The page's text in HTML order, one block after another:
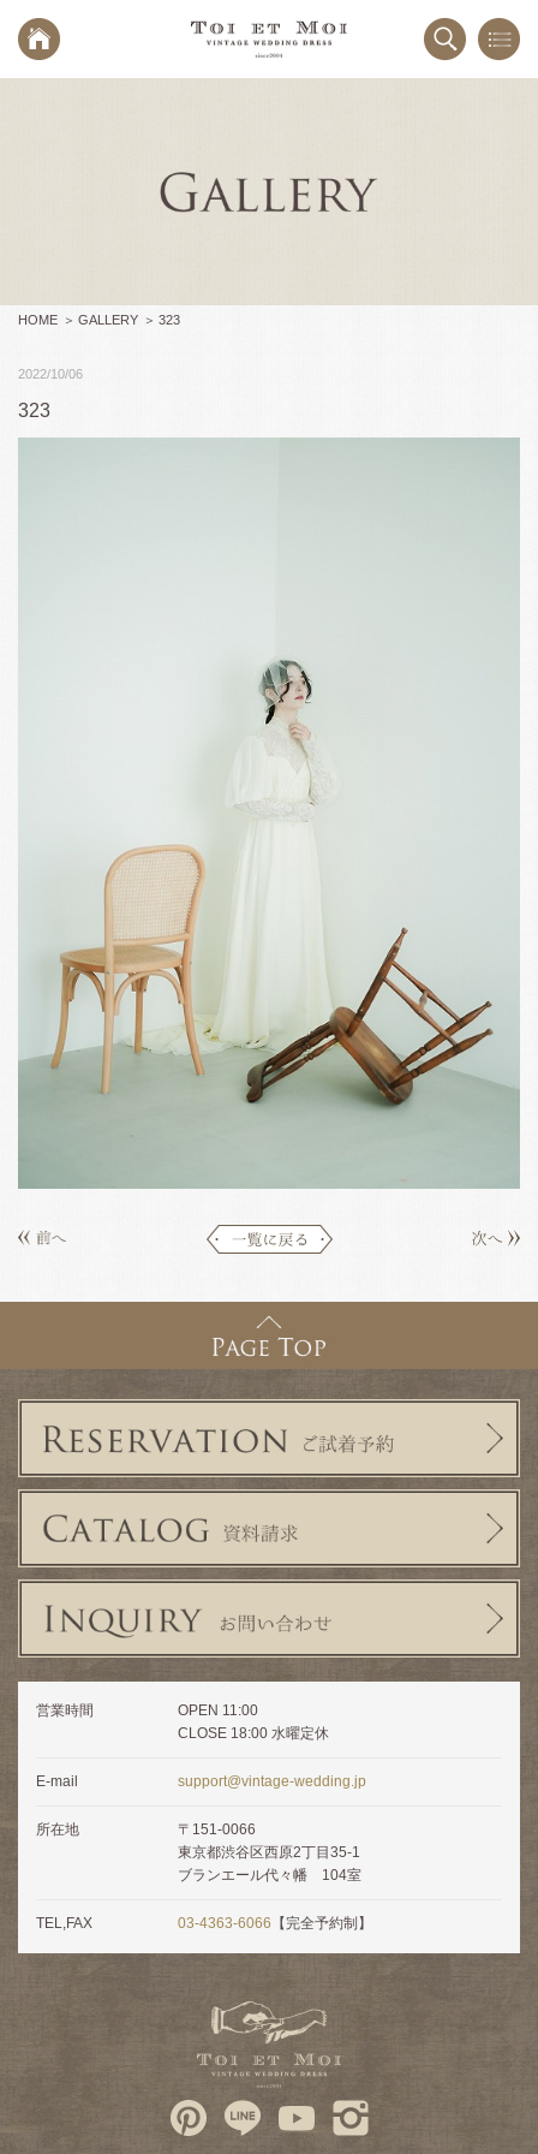
HOME GALLERY 323
2022/10/06
323
営業時間
OPEN 11:00
CLOSE 18:00 水曜定休
E-mail support@vintage-wedding.jp
所在地
〒151-0066
東京都渋谷区西原2丁目35-1
ブランエール代々幡 104室
TEL,FAX 03-4363-6066 【完全予約制】